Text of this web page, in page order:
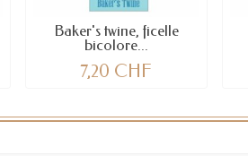
Baker's twine, ficelle
bicolore...
7,20 CHF